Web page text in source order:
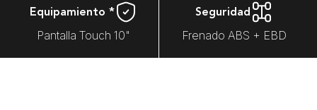
Equipamiento *
Pantalla Touch 10"
Seguridad
Frenado ABS + EBD